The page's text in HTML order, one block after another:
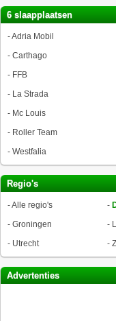
6 slaapplaatsen
-Adria Mobil
- Carthago
- FFB
- La Strada
- Mc Louis
- Roller Team
- Westfalia
Regio's
-Alle regio's -
- Groningen -
- Utrecht -
Advertenties